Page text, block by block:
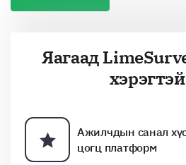
Яагаад
Ажилчдын санал
цогц платформ